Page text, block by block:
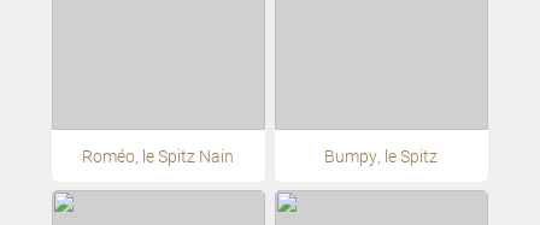
Roméo, le Spitz Nain Bumpy, le Spitz